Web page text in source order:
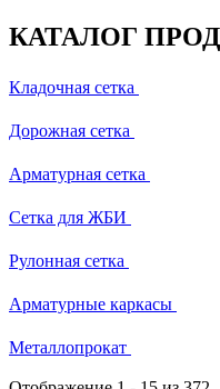
КАТАЛОГ
Кладочная сетка
Дорожная сетка
Арматурная сетка
Сетка для ЖБИ
Рулонная сетка
Арматурные каркасы
Металлопрокат